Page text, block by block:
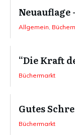
Allgemein
“Die Kraft
Büchermarkt
Gutes
Büchermarkt